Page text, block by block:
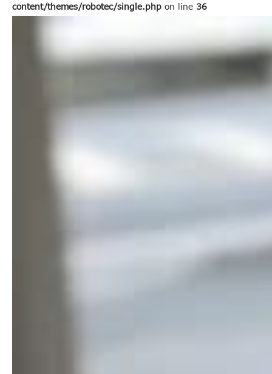
content/themes/robotec/single.php on line 36